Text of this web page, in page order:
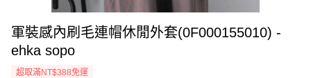
軍裝感內刷毛連帽休閒外套(0F000155010) -
ehka sopo
超取滿NT$388免運